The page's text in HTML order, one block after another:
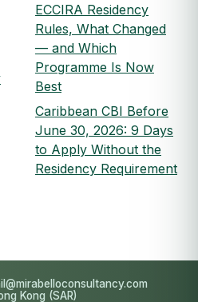
ECCIRA Residency
Rules, What Changed
— and Which
Programme Is Now
Best
Caribbean CBI Before
June 30, 2026: 9 Days
to Apply Without the
Residency Requirement
Kong (SAR)